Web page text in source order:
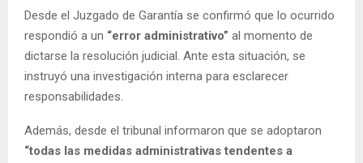
Desde el Juzgado de Garantía se confirmó que lo ocurrido
respondió a un “error administrativo” al momento de
dictarse la resolución judicial. Ante esta situación, se
instruyó una investigación interna para esclarecer
responsabilidades.
Además, desde el tribunal informaron que se adoptaron
“todas las medidas administrativas tendentes a